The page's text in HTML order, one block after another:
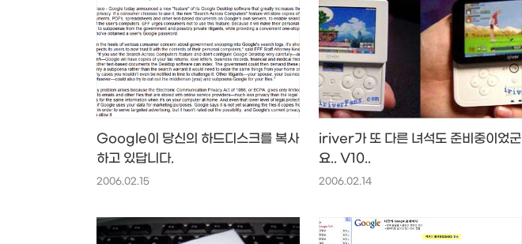
Google이 당신의 하드디스크를 복사
하고 있답니다.
2006.02.15
iriver가 또 다른 녀석도 준비중이었군
요.. V10..
2006.02.14